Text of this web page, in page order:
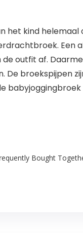
het kind
Een
outfit af.
De broekspijpen
Bought